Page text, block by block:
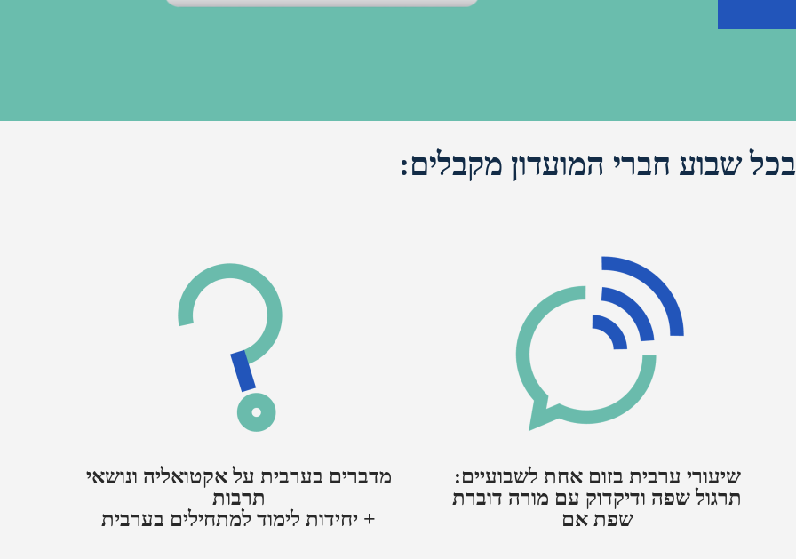
בכל שבוע חברי המועדון מקבלים:
שיעורי ערבית בזום אחת לשבועיים:
תרגול שפה ודיקדוק עם מורה דוברת
שפת אם​
מדברים בערבית על אקטואליה ונושאי
תרבות
+ יחידות לימוד למתחילים בערבית